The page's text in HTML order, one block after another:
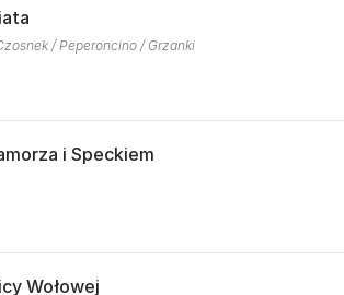
/ Peperoncino / Grzanki
i Speckiem
Wołowej